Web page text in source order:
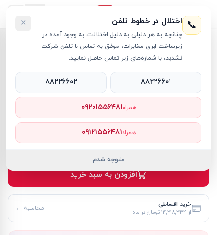
لپ تاپ OmniBook
۱۵۶٬۲۰۰٬۰۰۰ تومان موجود
افزودن به سبد خرید
خرید اقساطی
از ۱۴٬۳۱۸٬۳۳۴ تومان در ماه محاسبه ←
📞 اختلال در خطوط تلفن
چنانچه به هر دلیلی به دلیل اختلالات به وجود آمده در
زیرساخت ابری مخابرات، موفق به تماس با تلفن شرکت
نشدید، با شماره‌های زیر تماس حاصل نمایید:
×
۸۸۲۲۶۶۰۱ ۸۸۲۲۶۶۰۲
همراه۰۹۲۰۱۵۵۶۴۸۱
همراه۰۹۱۲۱۵۵۶۴۸۱
متوجه شدم